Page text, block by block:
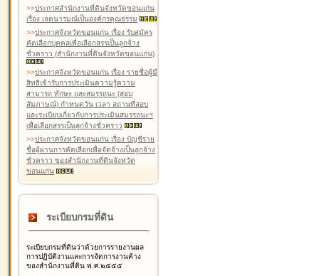
>>ประกาศสำนักงานที่ดินจังหวัดขอนแก่น
เรื่อง เจตนารมณ์เป็นองค์กรคุณธรรม
>>ประกาศจังหวัดขอนแก่น เรื่อง รับสมัคร
คัดเลือกบุคคลเพื่อเลือกสรรเป็นลูกจ้าง
ชั่วคราว (สำนักงานที่ดินจังหวัดขอนแก่น)
>>ประกาศจังหวัดขอนแก่น เรื่อง รายชื่อผู้มี
สิทธิเข้ารับการประเมินความรู้ความ
สามารถ ทักษะ และสมรรถนะ (สอบ
สัมภาษณ์) กำหนดวัน เวลา สถานที่สอบ
และระเบียบเกี่ยวกับการประเมินสมรรถนะฯ
เพื่อเลือกสรรเป็นลูกจ้างชั่วคราว
>>ประกาศจังหวัดขอนแก่น เรื่อง บัญชีราย
ชื่อผู้ผ่านการคัดเลือกเพื่อจัดจ้างเป็นลูกจ้าง
ชั่วคราว ของสำนักงานที่ดินจังหวัด
ขอนแก่น
ระเบียบกรมที่ดิน
ระเบียบกรมที่ดินว่าด้วยการรายงานผล
การปฏิบัติงานและการจัดการงานค้าง
ของสำนักงานที่ดิน พ.ศ.๒๕๕๕